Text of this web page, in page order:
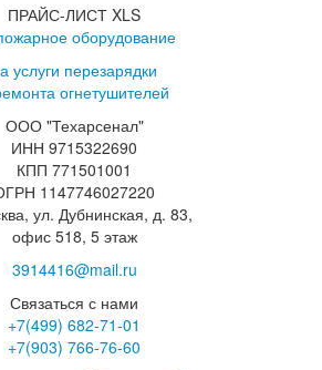
ПРАЙС-ЛИСТ XLS
оборудование
услуги перезарядки
огнетушителей
ООО "Техарсенал"
ИНН 9715322690
КПП 771501001
1147746027220
ул. Дубнинская, д. 83,
офис 518, 5 этаж
3914416@mail.ru
Связаться с нами
+7(499) 682-71-01
+7(903) 766-76-60